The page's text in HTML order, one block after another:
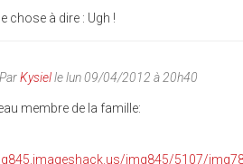
chose à dire : Ugh !
ParKysielle lun 09/04/2012 à 20h40
membre de la famille: